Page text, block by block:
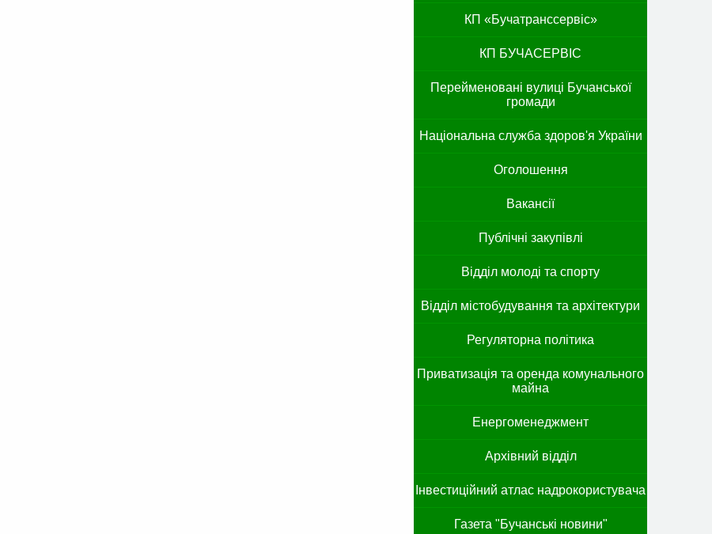
КП «Бучатранссервіс»
КП БУЧАСЕРВІС
Перейменовані вулиці Бучанської
громади
Національна служба здоров'я України
Оголошення
Вакансії
Публічні закупівлі
Відділ молоді та спорту
Відділ містобудування та архітектури
Регуляторна політика
Приватизація та оренда комунального
майна
Енергоменеджмент
Архівний відділ
Інвестиційний атлас надрокористувача
Газета "Бучанські новини"